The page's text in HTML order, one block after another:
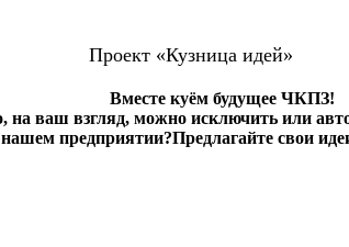
Проект «Кузница идей»
Вместе куём будущее ЧКПЗ!
ваш взгляд, можно исключить или
предприятии?Предлагайте свои